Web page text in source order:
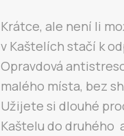
Krátce, ale není li
v Kaštelích stačí k
Opravdová
malého místa, bez
Užijete si dlouhé
Kaštelu do druhého